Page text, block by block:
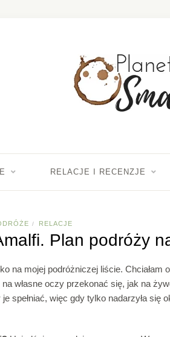
RELACJE I RECENZJE
/ RELACJE
Plan podróży
na mojej podróżniczej liście. Chciałam
własne oczy przekonać się, jak na
spełniać, więc gdy tylko nadarzyła się